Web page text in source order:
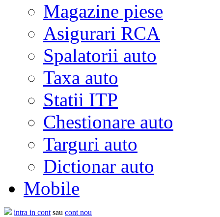
Magazine piese
Asigurari RCA
Spalatorii auto
Taxa auto
Statii ITP
Chestionare auto
Targuri auto
Dictionar auto
Mobile
intra in cont sau cont nou